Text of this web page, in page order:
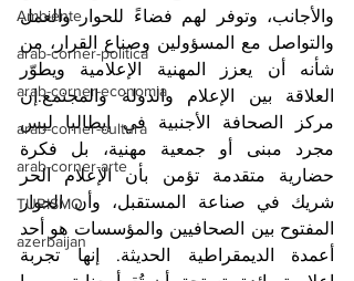
Ambiente
arab-corner-politica
arab-corner-economia
arab-corner-cultura
arab-corner-arte
TURISMO
azerbaijan
والأجانب، وتوفر لهم فضاءً للحوار والعمل
العلاقة بين الإعلام والدولة والمجتمع.إن
مركز الصحافة الأجنبية في إيطاليا ليس
حضارية متقدمة تؤمن بأن الإعلام الحر
شريك في صناعة المستقبل، وأن الحوار